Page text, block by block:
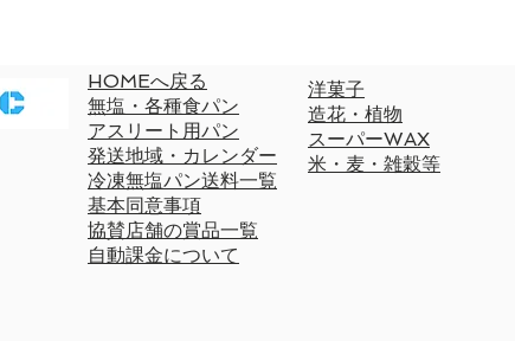
HOMEへ戻る
無塩・各種食パン
​アスリート用パン
発送地域・カレンダー
冷凍無塩パン送料一覧
基本同意事項
協賛店舗の賞品一覧
自動課金について
洋菓子
造花・植物
スーパーWAX
米・麦・雑穀等